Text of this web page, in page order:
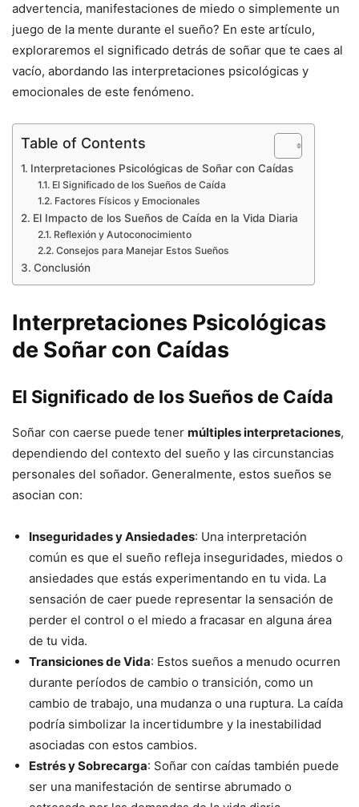
advertencia, manifestaciones de miedo o simplemente un
juego de la mente durante el sueño? En este artículo,
exploraremos el significado detrás de soñar que te caes al
vacío, abordando las interpretaciones psicológicas y
emocionales de este fenómeno.
Table of Contents
Interpretaciones Psicológicas de Soñar con Caídas
El Significado de los Sueños de Caída
Factores Físicos y Emocionales
El Impacto de los Sueños de Caída en la Vida Diaria
Reflexión y Autoconocimiento
Consejos para Manejar Estos Sueños
Conclusión
Interpretaciones Psicológicas
de Soñar con Caídas
El Significado de los Sueños de Caída
Soñar con caerse puede tener múltiples interpretaciones,
dependiendo del contexto del sueño y las circunstancias
personales del soñador. Generalmente, estos sueños se
asocian con:
Inseguridades y Ansiedades: Una interpretación
común es que el sueño refleja inseguridades, miedos o
ansiedades que estás experimentando en tu vida. La
sensación de caer puede representar la sensación de
perder el control o el miedo a fracasar en alguna área
de tu vida.
Transiciones de Vida: Estos sueños a menudo ocurren
durante períodos de cambio o transición, como un
cambio de trabajo, una mudanza o una ruptura. La caída
podría simbolizar la incertidumbre y la inestabilidad
asociadas con estos cambios.
Estrés y Sobrecarga: Soñar con caídas también puede
ser una manifestación de sentirse abrumado o